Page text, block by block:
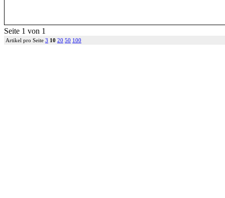
Seite 1 von 1
Artikel pro Seite 3 10 20 50 100